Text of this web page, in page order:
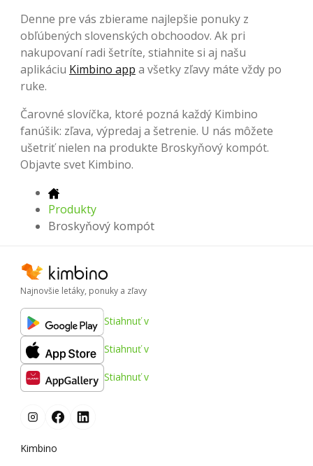
Denne pre vás zbierame najlepšie ponuky z
obľúbených slovenských obchoodov. Ak pri
nakupovaní radi šetríte, stiahnite si aj našu
aplikáciu Kimbino app a všetky zľavy máte vždy po
ruke.
Čarovné slovíčka, ktoré pozná každý Kimbino
fanúšik: zľava, výpredaj a šetrenie. U nás môžete
ušetriť nielen na produkte Broskyňový kompót.
Objavte svet Kimbino.
Produkty
Broskyňový kompót
Najnovšie letáky, ponuky a zľavy
Stiahnuť v
Stiahnuť v
Stiahnuť v
Kimbino